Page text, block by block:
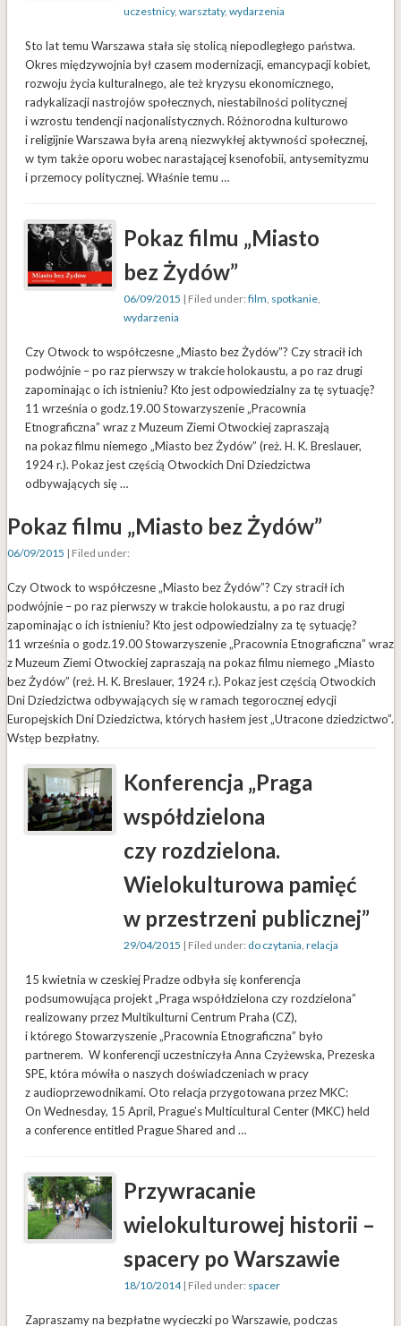
uczestnicy,warsztaty,wydarzenia
Sto lat temu Warszawa stała się stolicą niepodległego państwa.
Okres międzywojnia był czasem modernizacji, emancypacji kobiet,
rozwoju życia kulturalnego, ale też kryzysu ekonomicznego,
radykalizacji nastrojów społecznych, niestabilności politycznej
i wzrostu tendencji nacjonalistycznych. Różnorodna kulturowo
i religijnie Warszawa była areną niezwykłej aktywności społecznej,
w tym także oporu wobec narastającej ksenofobii, antysemityzmu
i przemocy politycznej. Właśnie temu …
Pokaz filmu „Miasto
bez Żydów”
06/09/2015 | Filed under:film spotkanie
wydarzenia
Czy Otwock to współczesne „Miasto bez Żydów”? Czy stracił ich
podwójnie – po raz pierwszy w trakcie holokaustu, a po raz drugi
zapominając o ich istnieniu? Kto jest odpowiedzialny za tę sytuację?
11 września o godz.19.00 Stowarzyszenie „Pracownia
Etnograficzna” wraz z Muzeum Ziemi Otwockiej zapraszają
na pokaz filmu niemego „Miasto bez Żydów” (reż. H. K. Breslauer,
1924 r.). Pokaz jest częścią Otwockich Dni Dziedzictwa
odbywających się …
Pokaz filmu „Miasto bez Żydów”
06/09/2015 | Filed under:
Czy Otwock to współczesne „Miasto bez Żydów”? Czy stracił ich
podwójnie – po raz pierwszy w trakcie holokaustu, a po raz drugi
zapominając o ich istnieniu? Kto jest odpowiedzialny za tę sytuację?
11 września o godz.19.00 Stowarzyszenie „Pracownia Etnograficzna” wraz
z Muzeum Ziemi Otwockiej zapraszają na pokaz filmu niemego „Miasto
bez Żydów” (reż. H. K. Breslauer, 1924 r.). Pokaz jest częścią Otwockich
Dni Dziedzictwa odbywających się w ramach tegorocznej edycji
Europejskich Dni Dziedzictwa, których hasłem jest „Utracone dziedzictwo”.
Wstęp bezpłatny.
Konferencja „Praga
współdzielona
czy rozdzielona.
Wielokulturowa pamięć
w przestrzeni publicznej”
29/04/2015 | Filed under: do czytania ,relacja
15 kwietnia w czeskiej Pradze odbyła się konferencja
podsumowująca projekt „Praga współdzielona czy rozdzielona”
realizowany przez Multikulturni Centrum Praha (CZ),
i którego Stowarzyszenie „Pracownia Etnograficzna” było
partnerem. W konferencji uczestniczyła Anna Czyżewska, Prezeska
SPE, która mówiła o naszych doświadczeniach w pracy
z audioprzewodnikami. Oto relacja przygotowana przez MKC:
On Wednesday, 15 April, Prague’s Multicultural Center (MKC) held
a conference entitled Prague Shared and …
Przywracanie
wielokulturowej historii –
spacery po Warszawie
18/10/2014| Filed under: spacer
Zapraszamy na bezpłatne wycieczki po Warszawie, podczas